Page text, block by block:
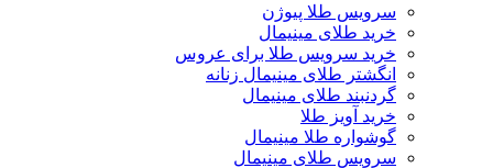
سرویس طلا پیوژن
خرید طلای مینیمال
خرید سرویس طلا برای عروس
انگشتر طلای مینیمال زنانه
گردنبند طلای مینیمال
خرید آویز طلا
گوشواره طلا مینیمال
سرویس طلای مینیمال